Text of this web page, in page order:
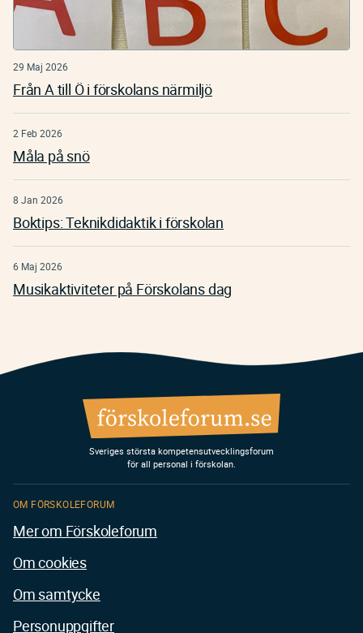
29 Maj 2026
Från A till Ö i förskolans närmiljö
2 Feb 2026
Måla på snö
8 Jan 2026
Boktips: Teknikdidaktik i förskolan
6 Maj 2026
Musikaktiviteter på Förskolans dag
Sveriges största kompetensutvecklingsforum
för all personal i förskolan.
OM FÖRSKOLEFORUM
Mer om Förskoleforum
Om cookies
Om samtycke
Personuppgifter